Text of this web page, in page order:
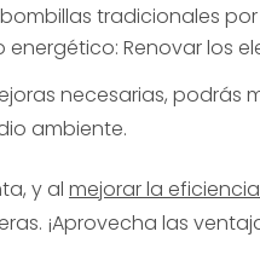
tradicionales
Renovar los
necesarias,
ambiente.
y al mejorar la
¡Aprovecha las